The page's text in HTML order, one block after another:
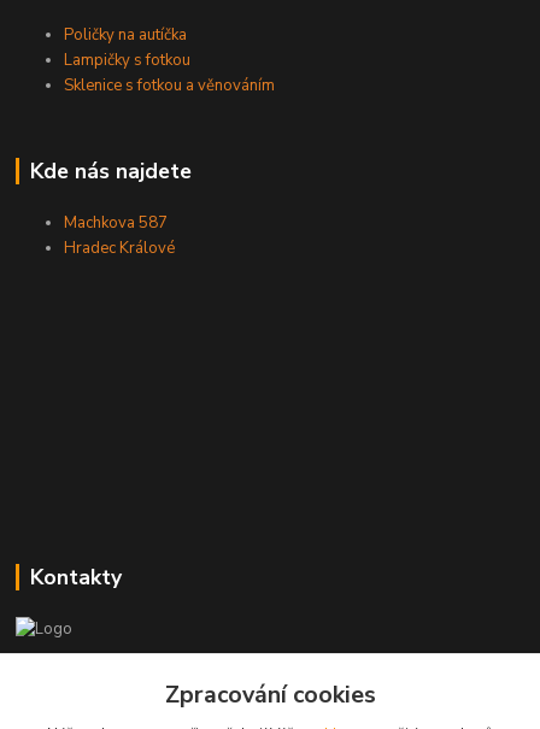
Poličky na autíčka
Lampičky s fotkou
Sklenice s fotkou a věnováním
Kde nás najdete
Machkova 587
Hradec Králové
Kontakty
+420773237626
Zpracování cookies